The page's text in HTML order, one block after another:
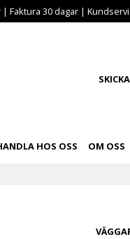
30 dagar |
HOS OSS OM OSS